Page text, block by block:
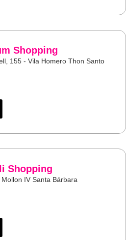
Shopping
155 - Vila Homero Thon Santo
Shopping
IV Santa Bárbara